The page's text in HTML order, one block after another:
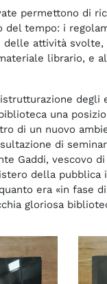
permettono di
del tempo: i
delle attività
librario, e
degli
una
di un nuovo
di
Gaddi, vescovo
della
era «in fase
gloriosa